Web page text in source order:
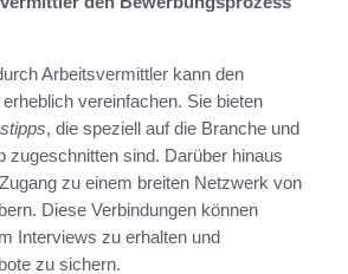
Arbeitsvermittler kann den
vereinfachen. Sie bieten
, die speziell auf die Branche und
zugeschnitten sind. Darüber hinaus
zu einem breiten Netzwerk von
Diese Verbindungen können
Interviews zu erhalten und
zu sichern.